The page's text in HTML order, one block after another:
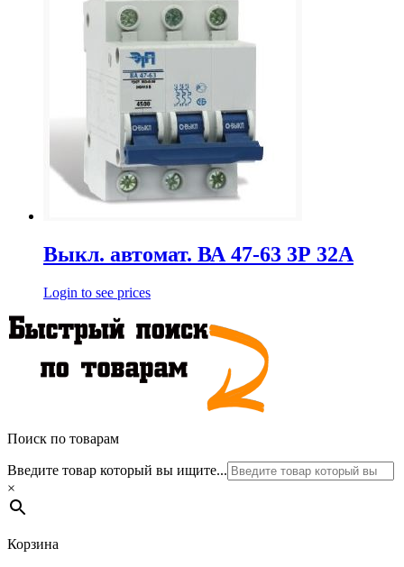
Выкл. автомат. ВА 47-63 3Р 32А
Login to see prices
Поиск по товарам
Введите товар который вы ищите...
×
Корзина